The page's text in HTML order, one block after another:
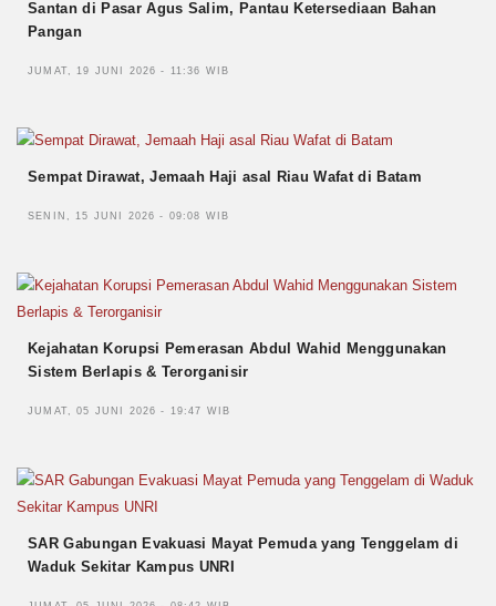
Santan di Pasar Agus Salim, Pantau Ketersediaan Bahan
Pangan
JUMAT, 19 JUNI 2026 - 11:36 WIB
Sempat Dirawat, Jemaah Haji asal Riau Wafat di Batam
SENIN, 15 JUNI 2026 - 09:08 WIB
Kejahatan Korupsi Pemerasan Abdul Wahid Menggunakan
Sistem Berlapis & Terorganisir
JUMAT, 05 JUNI 2026 - 19:47 WIB
SAR Gabungan Evakuasi Mayat Pemuda yang Tenggelam di
Waduk Sekitar Kampus UNRI